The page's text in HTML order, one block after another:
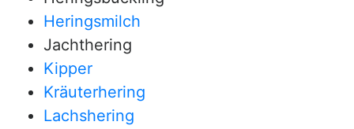
Heringsmilch
Jachthering
Kipper
Kräuterhering
Lachshering